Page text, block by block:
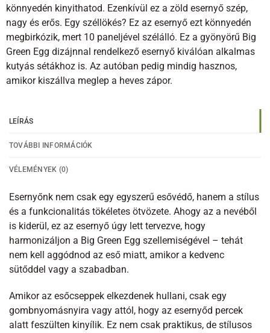
könnyedén kinyithatod. Ezenkívül ez a zöld esernyő szép,
nagy és erős. Egy széllökés? Ez az esernyő ezt könnyedén
megbirkózik, mert 10 paneljével szélálló. Ez a gyönyörű Big
Green Egg dizájnnal rendelkező esernyő kiválóan alkalmas
kutyás sétákhoz is. Az autóban pedig mindig hasznos,
amikor kiszállva meglep a heves zápor.
LEÍRÁS
TOVÁBBI INFORMÁCIÓK
VÉLEMÉNYEK (0)
Esernyőnk nem csak egy egyszerű esővédő, hanem a stílus
és a funkcionalitás tökéletes ötvözete. Ahogy az a nevéből
is kiderül, ez az esernyő úgy lett tervezve, hogy
harmonizáljon a Big Green Egg szellemiségével – tehát
nem kell aggódnod az eső miatt, amikor a kedvenc
sütőddel vagy a szabadban.
Amikor az esőcseppek elkezdenek hullani, csak egy
gombnyomásnyira vagy attól, hogy az esernyőd percek
alatt feszülten kinyílik. Ez nem csak praktikus, de stílusos